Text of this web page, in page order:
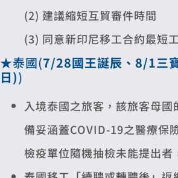
(2) 建議縮短互貿審件時間
(3) 同意新印尼移工合約最短
★泰國(7/28國王誕辰、8/1三
日))
入境泰國之旅客，該旅客母
備妥涵蓋COVID-19之醫療保
檢疫單位隨機抽檢未能提出者